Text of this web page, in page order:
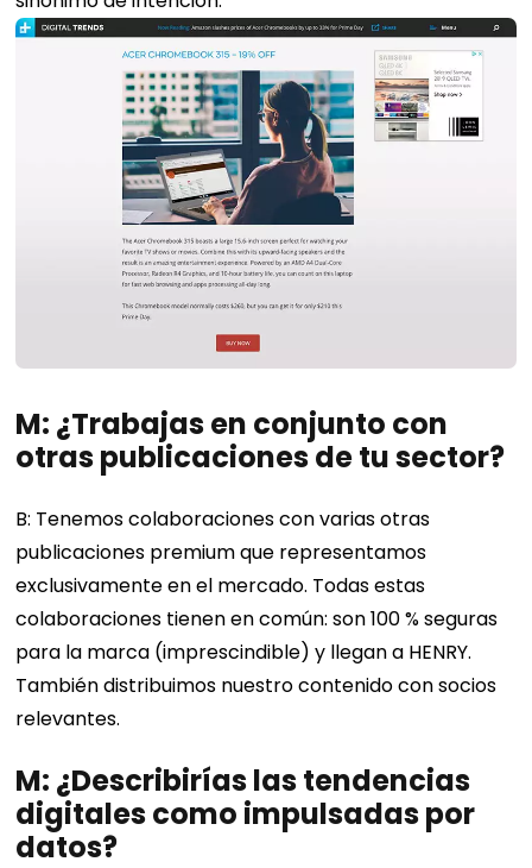
M: ¿Trabajas en conjunto con
otras publicaciones de tu sector?
B: Tenemos colaboraciones con varias otras
publicaciones premium que representamos
exclusivamente en el mercado. Todas estas
colaboraciones tienen en común: son 100 % seguras
para la marca (imprescindible) y llegan a HENRY.
También distribuimos nuestro contenido con socios
relevantes.
M: ¿Describirías las tendencias
digitales como impulsadas por
datos?